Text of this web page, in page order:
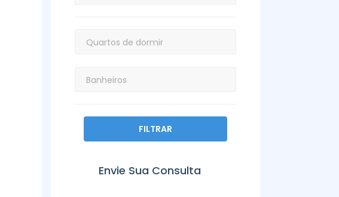
FILTRAR
Envie Sua Consulta